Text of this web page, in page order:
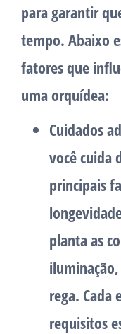
para garantir
tempo. Abaixo
fatores que
uma orquídea:
Cuidados
você cuida
principais
planta as
rega. Cada
requisitos